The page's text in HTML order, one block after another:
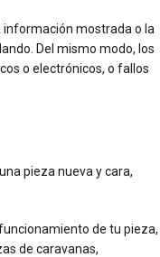
información mostrada o la
Del mismo modo, los
o electrónicos, o fallos
pieza nueva y cara,
de tu pieza,
de caravanas,